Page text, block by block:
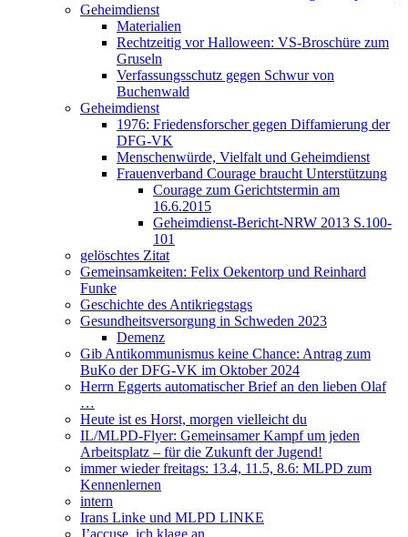
Geheimdienst
Materialien
Rechtzeitig vor Halloween: VS-Broschüre zum
Gruseln
Verfassungsschutz gegen Schwur von
Buchenwald
Geheimdienst
1976: Friedensforscher gegen Diffamierung der
DFG-VK
Menschenwürde, Vielfalt und Geheimdienst
Frauenverband Courage braucht Unterstützung
Courage zum Gerichtstermin am
16.6.2015
Geheimdienst-Bericht-NRW 2013 S.100-
101
gelöschtes Zitat
Gemeinsamkeiten: Felix Oekentorp und Reinhard
Funke
Geschichte des Antikriegstags
Gesundheitsversorgung in Schweden 2023
Demenz
Gib Antikommunismus keine Chance: Antrag zum
BuKo der DFG-VK im Oktober 2024
Herrn Eggerts automatischer Brief an den lieben Olaf
…
Heute ist es Horst, morgen vielleicht du
IL/MLPD-Flyer: Gemeinsamer Kampf um jeden
Arbeitsplatz – für die Zukunft der Jugend!
immer wieder freitags: 13.4, 11.5, 8.6: MLPD zum
Kennenlernen
intern
Irans Linke und MLPD LINKE
J’accuse, ich klage an